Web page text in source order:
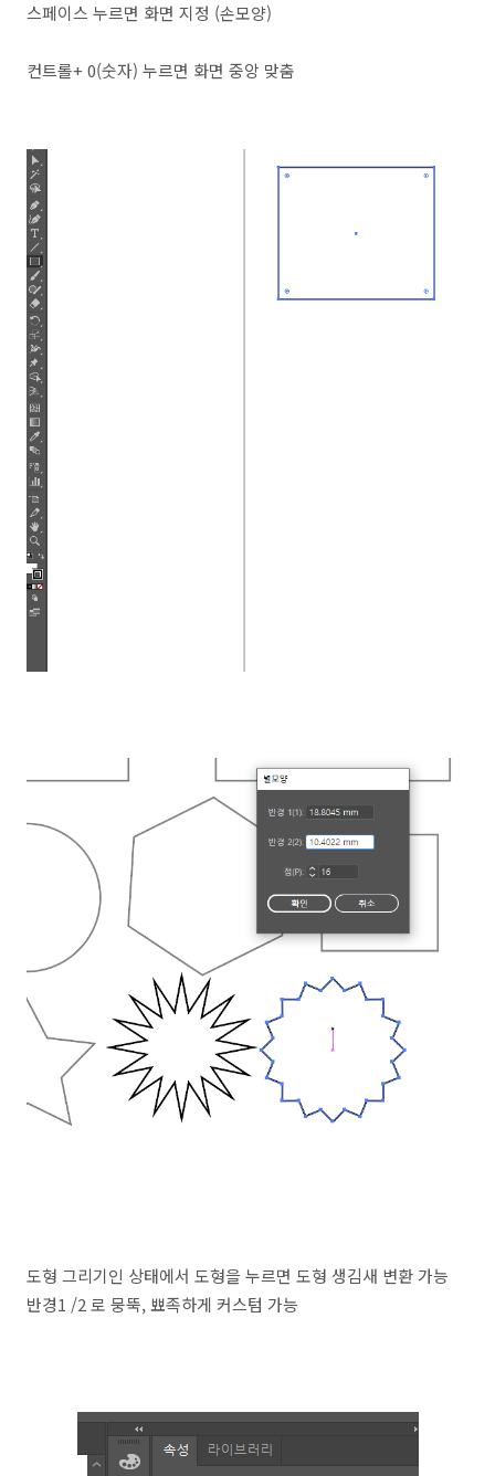
스페이스 누르면 화면 지정 (손모양)
컨트롤+ 0(숫자) 누르면 화면 중앙 맞춤
도형 그리기인 상태에서 도형을 누르면 도형 생김새 변환 가능
반경1 /2 로 뭉뚝, 뾰족하게 커스텀 가능